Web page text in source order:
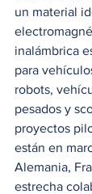
un material
inalámbrica
para
robots,
pesados y
proyectos
están en
Alemania,
estrecha